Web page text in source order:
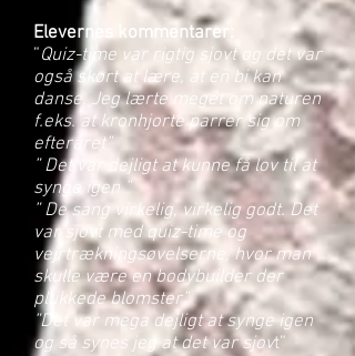
Elevernes kommentarer:
”Quiz-time var rigtig sjovt og det var
også skørt at lære, at en bi kan
danse. Jeg lærte meget om naturen
f.eks. at kronhjorte parrer sig om
efteråret”
” Det var dejligt at kunne få lov til at
synge igen ”
” De sang virkelig, virkelig godt. Det
var sjovt med quiz-time og
vejrtrækningsøvelserne, hvor man
skulle være en bodybuilder der
plukkede blomster”
”Det var mega dejligt at synge igen
og så synes jeg at det var sjovt”